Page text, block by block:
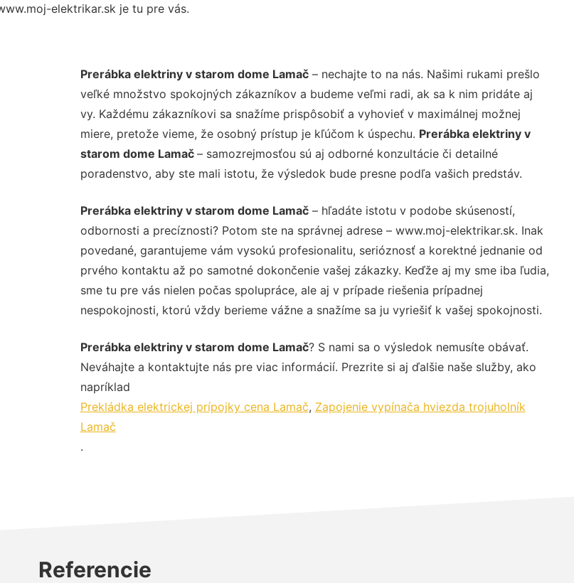
elektrikar.sk je tu pre vás.
Prerábka elektriny v starom dome Lamač– nechajte to na nás. Našimi rukami prešlo
veľké množstvo spokojných zákazníkov a budeme veľmi radi, ak sa k nim pridáte aj
vy. Každému zákazníkovi sa snažíme prispôsobiť a vyhovieť v maximálnej možnej
miere, pretože vieme, že osobný prístup je kľúčom k úspechu. Prerábka elektriny v
starom dome Lamač – samozrejmosťou sú aj odborné konzultácie či detailné
poradenstvo, aby ste mali istotu, že výsledok bude presne podľa vašich predstáv.
Prerábka elektriny v starom dome Lamač– hľadáte istotu v podobe skúseností,
odbornosti a precíznosti? Potom ste na správnej adrese – www.moj-elektrikar.sk. Inak
povedané, garantujeme vám vysokú profesionalitu, serióznosť a korektné jednanie od
prvého kontaktu až po samotné dokončenie vašej zákazky. Keďže aj my sme iba ľudia,
sme tu pre vás nielen počas spolupráce, ale aj v prípade riešenia prípadnej
nespokojnosti, ktorú vždy berieme vážne a snažíme sa ju vyriešiť k vašej spokojnosti.
Prerábka elektriny v starom dome Lamač? S nami sa o výsledok nemusíte obávať.
Neváhajte a kontaktujte nás pre viac informácií. Prezrite si aj ďalšie naše služby, ako
napríklad
Prekládka elektrickej prípojky cena Lamač, Zapojenie vypínača hviezda trojuholník
Lamač
.
Referencie